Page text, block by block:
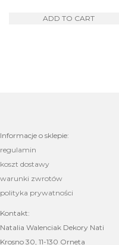
ADD TO CART
Informacje o sklepie:
regulamin
koszt dostawy
warunki zwrotów
polityka prywatności
Kontakt:
Natalia Walenciak Dekory Nati
Krosno 30, 11-130 Orneta